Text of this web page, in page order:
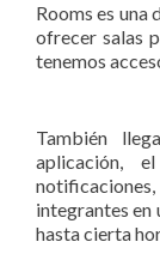
Rooms es una
ofrecer salas
tenemos
También
aplicación,
integrantes en
hasta cierta